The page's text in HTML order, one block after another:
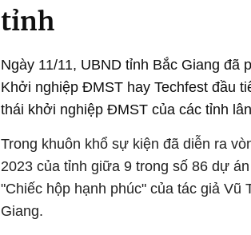
tỉnh
Ngày 11/11, UBND tỉnh Bắc Giang
Khởi nghiệp ĐMST hay Techfest đầu
thái khởi nghiệp ĐMST của các tỉnh
Trong khuôn khổ sự kiện đã diễn ra
2023 của tỉnh giữa 9 trong số 86 dự
"Chiếc hộp hạnh phúc" của tác giả
Giang.